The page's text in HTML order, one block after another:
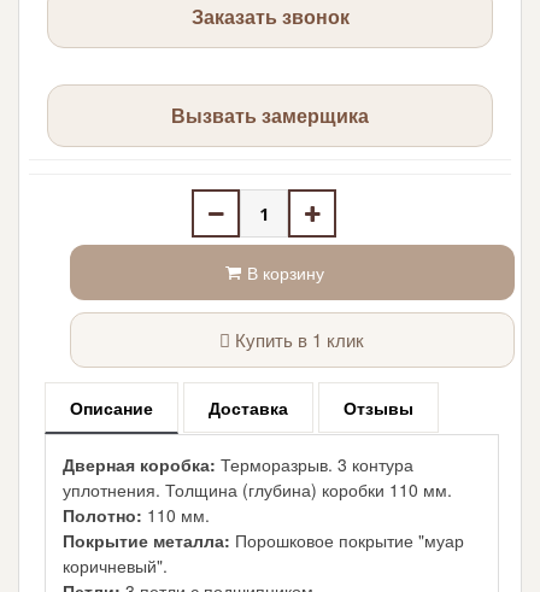
Заказать звонок
Вызвать замерщика
В корзину
Купить в 1 клик
Описание Доставка Отзывы
Дверная коробка: Терморазрыв. 3 контура
уплотнения. Толщина (глубина) коробки 110 мм.
Полотно: 110 мм.
Покрытие металла: Порошковое покрытие "муар
коричневый".